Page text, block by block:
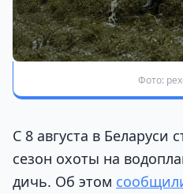
Фото:
С 8 августа в Беларуси
сезон охоты на
дичь. Об этом